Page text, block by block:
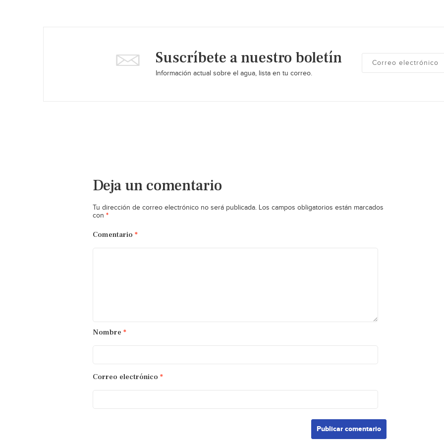
Suscríbete a nuestro boletín
Información actual sobre el agua, lista en tu correo.
Deja un comentario
Tu dirección de correo electrónico no será publicada. Los campos obligatorios están marcados
con *
Comentario *
Nombre *
Correo electrónico *